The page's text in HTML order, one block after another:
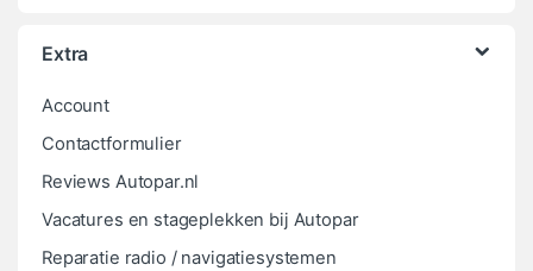
Extra
Account
Contactformulier
Reviews Autopar.nl
Vacatures en stageplekken bij Autopar
Reparatie radio / navigatiesystemen